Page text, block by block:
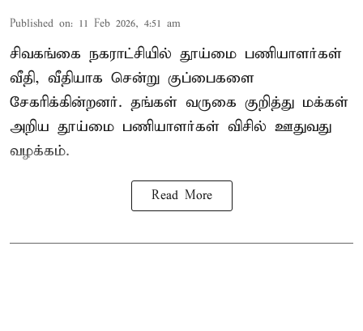
Published on: 11 Feb 2026, 4:51 am
சிவகங்கை நகராட்சியில் தூய்மை பணியாளர்கள்
வீதி, வீதியாக சென்று குப்பைகளை
சேகரிக்கின்றனர். தங்கள் வருகை குறித்து மக்கள்
அறிய தூய்மை பணியாளர்கள் விசில் ஊதுவது
வழக்கம்.
Read More